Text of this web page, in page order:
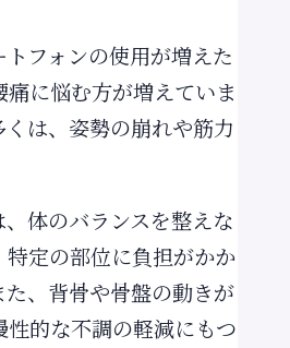
フォンの使用が増えた
に悩む方が増えていま
は、姿勢の崩れや筋力
体のバランスを整えな
定の部位に負担がかか
た、背骨や骨盤の動きが
的な不調の軽減にもつ